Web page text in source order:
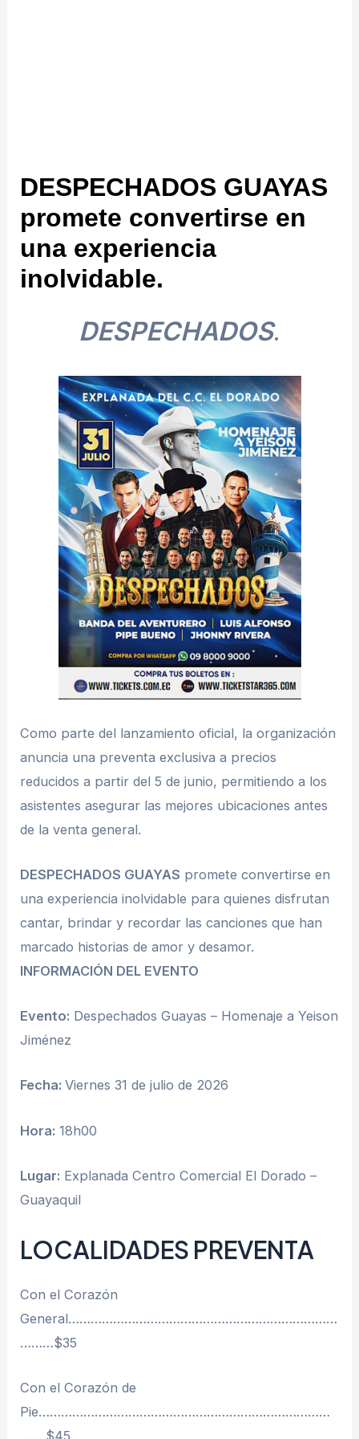
DESPECHADOS GUAYAS
promete convertirse en
una experiencia
inolvidable.
DESPECHADOS.
Como parte del lanzamiento oficial, la organización
anuncia una preventa exclusiva a precios
reducidos a partir del 5 de junio, permitiendo a los
asistentes asegurar las mejores ubicaciones antes
de la venta general.
DESPECHADOS GUAYAS promete convertirse en
una experiencia inolvidable para quienes disfrutan
cantar, brindar y recordar las canciones que han
marcado historias de amor y desamor.
INFORMACIÓN DEL EVENTO
Evento: Despechados Guayas – Homenaje a Yeison
Jiménez
Fecha:Viernes 31 de julio de 2026
Hora: 18h00
Lugar: Explanada Centro Comercial El Dorado –
Guayaquil
LOCALIDADES PREVENTA
Con el Corazón
General………………………………………………………………
………$35
Con el Corazón de
Pie……………………………………………………………………